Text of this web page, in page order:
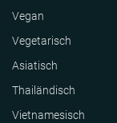
Vegan
Vegetarisch
Asiatisch
Thailändisch
Vietnamesisch